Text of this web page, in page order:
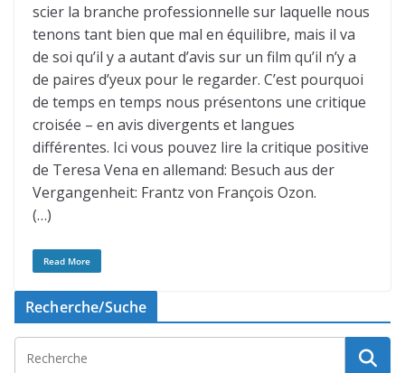
scier la branche professionnelle sur laquelle nous
tenons tant bien que mal en équilibre, mais il va
de soi qu’il y a autant d’avis sur un film qu’il n’y a
de paires d’yeux pour le regarder. C’est pourquoi
de temps en temps nous présentons une critique
croisée – en avis divergents et langues
différentes. Ici vous pouvez lire la critique positive
de Teresa Vena en allemand: Besuch aus der
Vergangenheit: Frantz von François Ozon.
(…)
Read More
Recherche/Suche